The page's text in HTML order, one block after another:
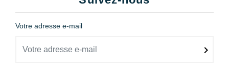
Votre adresse e-mail